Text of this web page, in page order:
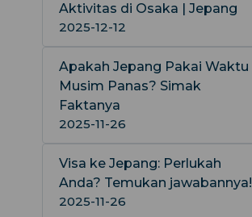
Aktivitas di Osaka | Jepang
2025-12-12
Apakah Jepang Pakai Waktu
Musim Panas? Simak
Faktanya
2025-11-26
Visa ke Jepang: Perlukah
Anda? Temukan jawabannya!
2025-11-26